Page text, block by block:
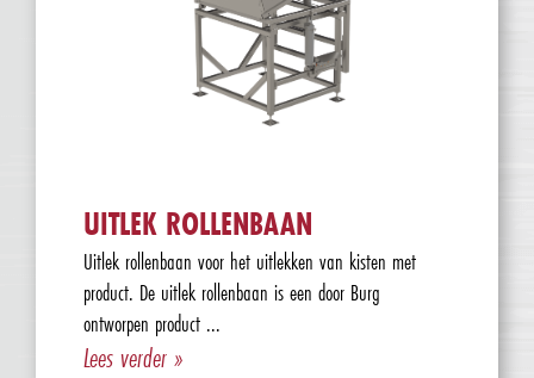
UITLEK ROLLENBAAN
Uitlek rollenbaan voor het uitlekken van kisten met
product. De uitlek rollenbaan is een door Burg
ontworpen product ...
Lees verder »